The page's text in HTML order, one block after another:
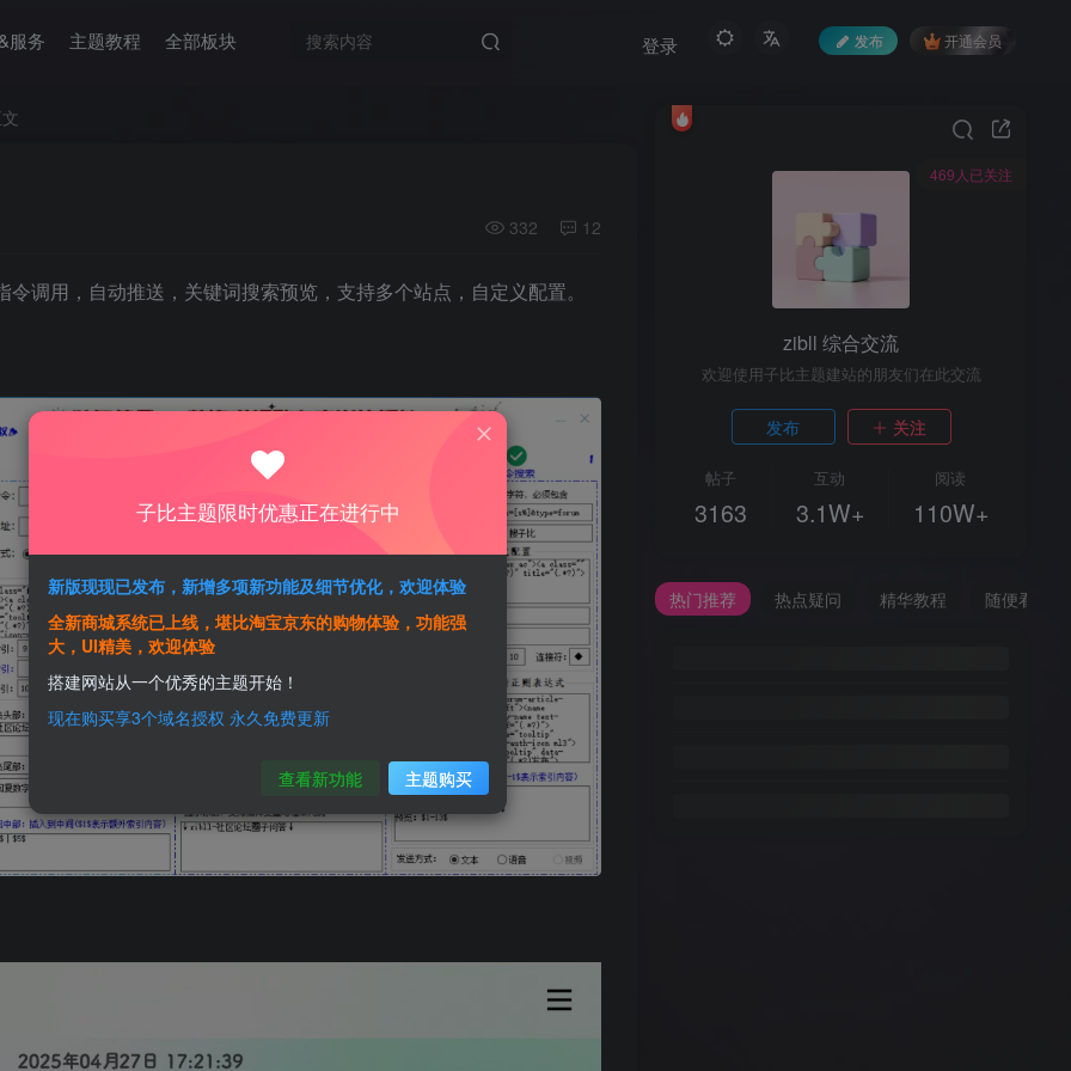
服务 主题教程 全部板块 发布 开通会员
登录
332 12
调用，自动推送，关键词搜索预览，支持多个站点，自定义配置。
469人已关注
zibll 综合交流
欢迎使用子比主题建站的朋友们在此交流
发布 关注
帖子
3163
互动
3.1W+
阅读
110W+
热门推荐 热点疑问 精华教程 随便看看
子比主题限时优惠正在进行中
新版现现已发布，新增多项新功能及细节优化，欢迎体验
全新商城系统已上线，堪比淘宝京东的购物体验，功能强
大，UI精美，欢迎体验
搭建网站从一个优秀的主题开始！
现在购买享3个域名授权 永久免费更新
查看新功能 主题购买